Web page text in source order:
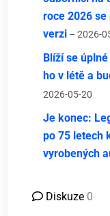
roce 2026
verzi – 2026-
Blíží se
ho v létě a
2026-05-20
Je konec:
po 75 letech
vyrobených
Diskuze 0